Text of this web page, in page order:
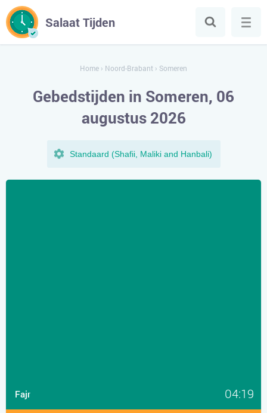
Salaat Tijden
Home › Noord-Brabant › Someren
Gebedstijden in Someren, 06
augustus 2026
Standaard (Shafii, Maliki and Hanbali)
Fajr 04:19